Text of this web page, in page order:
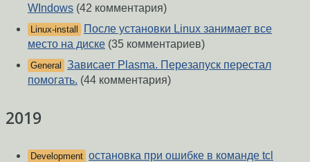
WIndows (42 комментария)
Linux-install
После установки Linux занимает все
место на диске (35 комментариев)
General
Зависает Plasma. Перезапуск перестал
помогать. (44 комментария)
2019
Development остановка при ошибке в команде tcl